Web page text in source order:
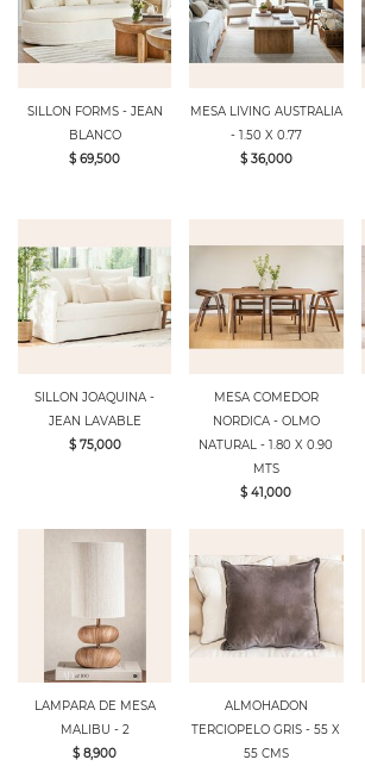
SILLON FORMS - JEAN
BLANCO
$ 69,500
MESA LIVING AUSTRALIA
- 1.50 X 0.77
$ 36,000
SILLON JOAQUINA -
JEAN LAVABLE
$ 75,000
MESA COMEDOR
NORDICA - OLMO
NATURAL - 1.80 X 0.90
MTS
$ 41,000
LAMPARA DE MESA
MALIBU - 2
$ 8,900
ALMOHADON
TERCIOPELO GRIS - 55 X
55 CMS